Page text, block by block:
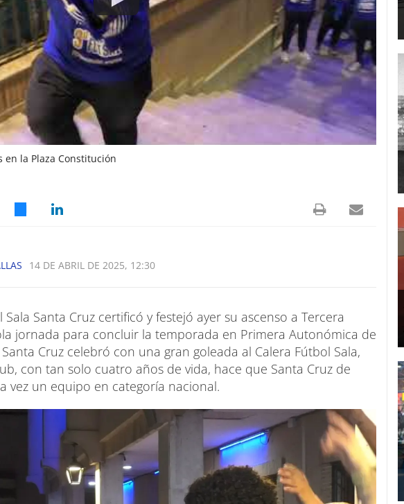
la Plaza Constitución
14 DE ABRIL DE 2025, 12:30
Santa Cruz certificó y festejó ayer su ascenso a Tercera
jornada para concluir la temporada en Primera Autonómica de
Cruz celebró con una gran goleada al Calera Fútbol Sala,
con tan solo cuatro años de vida, hace que Santa Cruz de
vez un equipo en categoría nacional.